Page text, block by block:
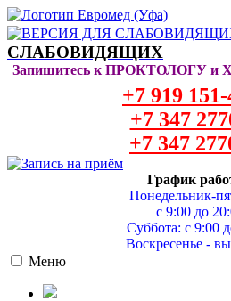
СЛАБОВИДЯЩИХ
Запишитесь к ПРОКТОЛОГУ и
+7 919
+7 347
+7 347
График
Понедельник-
с 9:00 до
Суббота: с 9:00
Воскресенье -
Меню